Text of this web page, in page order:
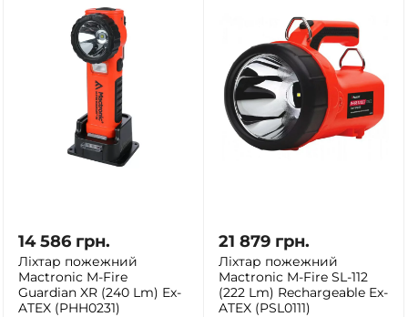
14 586 грн.
Ліхтар пожежний
Mactronic M-Fire
Guardian XR (240 Lm) Ex-
ATEX (PHH0231)
21 879 грн.
Ліхтар пожежний
Mactronic M-Fire SL-112
(222 Lm) Rechargeable Ex-
ATEX (PSL0111)